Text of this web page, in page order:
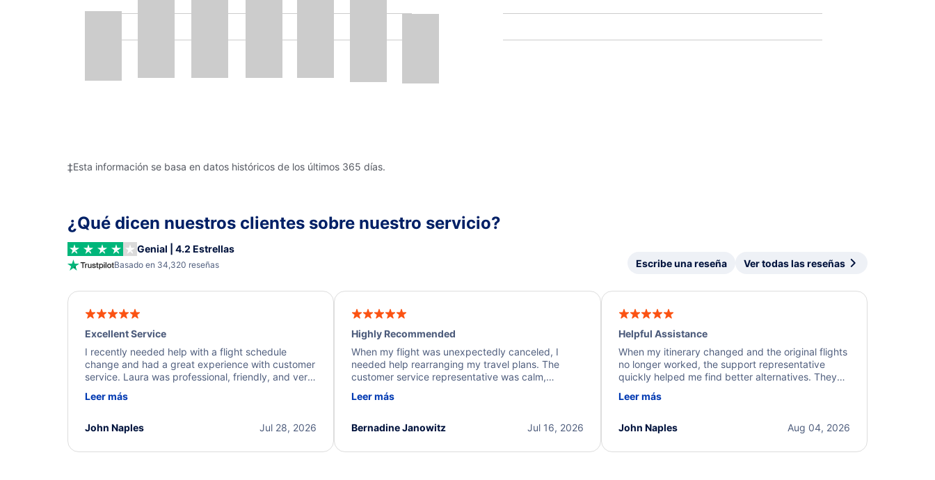
‡Esta información se basa en datos históricos de los últimos 365 días.
¿Qué dicen nuestros clientes sobre nuestro servicio?
Genial | 4.2 Estrellas
Basado en 34,320 reseñas Escribe una reseña Ver todas las reseñas
Excellent Service
I recently needed help with a flight schedule
change and had a great experience with customer
service. Laura was professional, friendly, and very
a solution and kept me informed of the next steps.
Leer más
Jul 28, 2026
John Naples
Highly Recommended
When my flight was unexpectedly canceled, I
needed help rearranging my travel plans. The
customer service representative was calm,
process. They quickly found alternative flight
I truly appreciate the excellent support and
Leer más
Jul 16, 2026
Bernadine Janowitz
Helpful Assistance
When my itinerary changed and the original flights
no longer worked, the support representative
quickly helped me find better alternatives. They
beyond to resolve the issue. I'm grateful for the
Leer más
Aug 04, 2026
John Naples